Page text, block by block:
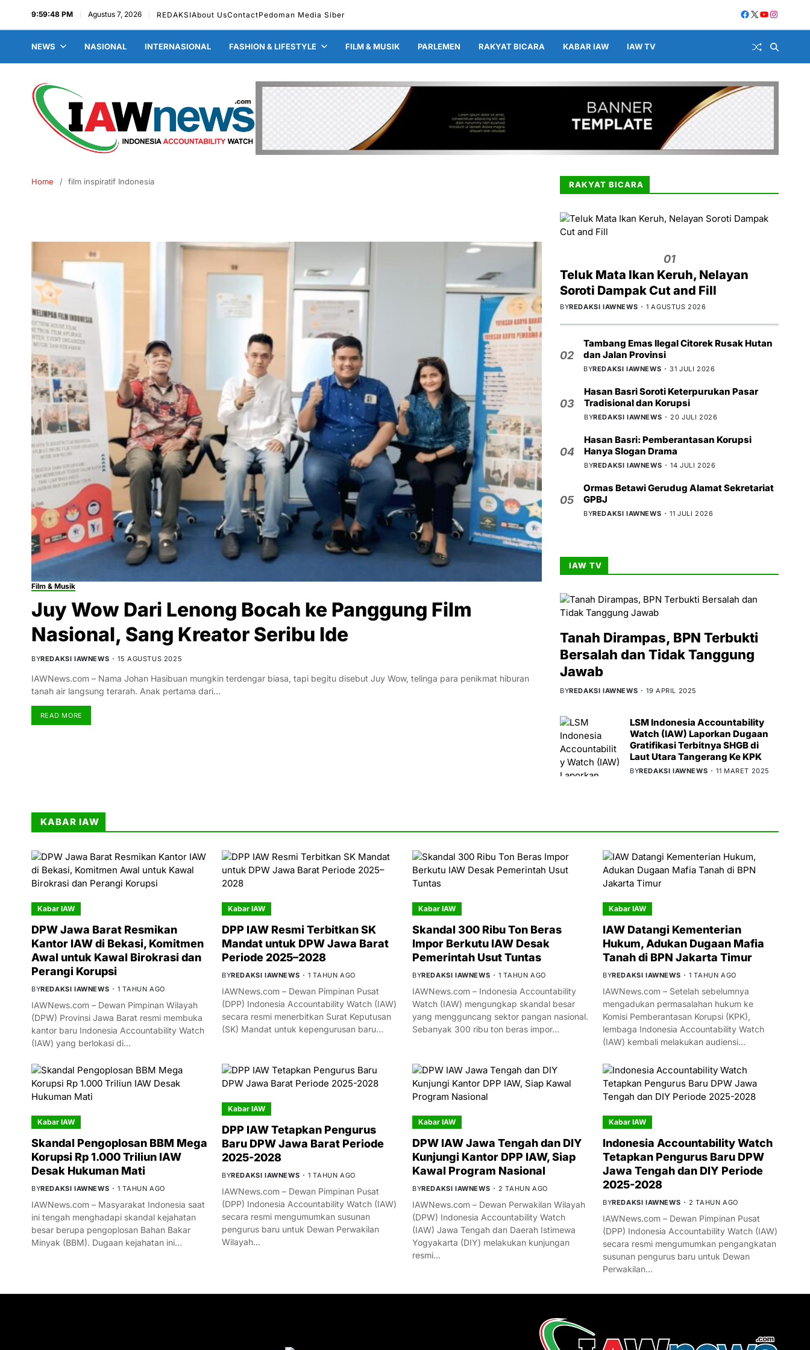
9:59:49 PM Agustus 7, 2026 REDAKSIAbout UsContactPedoman Media Siber
NEWS NASIONAL INTERNASIONAL FASHION & LIFESTYLE FILM & MUSIK PARLEMEN RAKYAT BICARA KABAR IAW IAW TV
Home film inspiratif Indonesia
Film & Musik
Juy Wow Dari Lenong Bocah ke Panggung Film
Nasional, Sang Kreator Seribu Ide
BYREDAKSI IAWNEWS 15 AGUSTUS 2025
IAWNews.com – Nama Johan Hasibuan mungkin terdengar biasa, tapi begitu disebut Juy Wow, telinga para penikmat hiburan
tanah air langsung terarah. Anak pertama dari…
READ MORE
RAKYAT BICARA
01
Teluk Mata Ikan Keruh, Nelayan
Soroti Dampak Cut and Fill
BYREDAKSI IAWNEWS 1 AGUSTUS 2026
02
Tambang Emas Ilegal Citorek Rusak Hutan
dan Jalan Provinsi
BYREDAKSI IAWNEWS 31 JULI 2026
03
Hasan Basri Soroti Keterpurukan Pasar
Tradisional dan Korupsi
BYREDAKSI IAWNEWS 20 JULI 2026
04
Hasan Basri: Pemberantasan Korupsi
Hanya Slogan Drama
BYREDAKSI IAWNEWS 14 JULI 2026
05
Ormas Betawi Gerudug Alamat Sekretariat
GPBJ
BYREDAKSI IAWNEWS 11 JULI 2026
IAW TV
Tanah Dirampas, BPN Terbukti
Bersalah dan Tidak Tanggung
Jawab
BYREDAKSI IAWNEWS 19 APRIL 2025
LSM Indonesia Accountability
Watch (IAW) Laporkan Dugaan
Gratifikasi Terbitnya SHGB di
Laut Utara Tangerang Ke KPK
BYREDAKSI IAWNEWS 11 MARET 2025
KABAR IAW
Kabar IAW
DPW Jawa Barat Resmikan
Kantor IAW di Bekasi, Komitmen
Awal untuk Kawal Birokrasi dan
Perangi Korupsi
BYREDAKSI IAWNEWS 1 TAHUN AGO
IAWNews.com – Dewan Pimpinan Wilayah
(DPW) Provinsi Jawa Barat resmi membuka
kantor baru Indonesia Accountability Watch
(IAW) yang berlokasi di…
Kabar IAW
DPP IAW Resmi Terbitkan SK
Mandat untuk DPW Jawa Barat
Periode 2025–2028
BYREDAKSI IAWNEWS 1 TAHUN AGO
IAWNews.com – Dewan Pimpinan Pusat
(DPP) Indonesia Accountability Watch (IAW)
secara resmi menerbitkan Surat Keputusan
(SK) Mandat untuk kepengurusan baru…
Kabar IAW
Skandal 300 Ribu Ton Beras
Impor Berkutu IAW Desak
Pemerintah Usut Tuntas
BYREDAKSI IAWNEWS 1 TAHUN AGO
IAWNews.com – Indonesia Accountability
Watch (IAW) mengungkap skandal besar
yang mengguncang sektor pangan nasional.
Sebanyak 300 ribu ton beras impor…
Kabar IAW
IAW Datangi Kementerian
Hukum, Adukan Dugaan Mafia
Tanah di BPN Jakarta Timur
BYREDAKSI IAWNEWS 1 TAHUN AGO
IAWNews.com – Setelah sebelumnya
mengadukan permasalahan hukum ke
Komisi Pemberantasan Korupsi (KPK),
lembaga Indonesia Accountability Watch
(IAW) kembali melakukan audiensi…
Kabar IAW
Skandal Pengoplosan BBM Mega
Korupsi Rp 1.000 Triliun IAW
Desak Hukuman Mati
BYREDAKSI IAWNEWS 1 TAHUN AGO
IAWNews.com – Masyarakat Indonesia saat
ini tengah menghadapi skandal kejahatan
besar berupa pengoplosan Bahan Bakar
Minyak (BBM). Dugaan kejahatan ini…
Kabar IAW
DPP IAW Tetapkan Pengurus
Baru DPW Jawa Barat Periode
2025-2028
BYREDAKSI IAWNEWS 1 TAHUN AGO
IAWNews.com – Dewan Pimpinan Pusat
(DPP) Indonesia Accountability Watch (IAW)
secara resmi mengumumkan susunan
pengurus baru untuk Dewan Perwakilan
Wilayah…
Kabar IAW
DPW IAW Jawa Tengah dan DIY
Kunjungi Kantor DPP IAW, Siap
Kawal Program Nasional
BYREDAKSI IAWNEWS 2 TAHUN AGO
IAWNews.com – Dewan Perwakilan Wilayah
(DPW) Indonesia Accountability Watch
(IAW) Jawa Tengah dan Daerah Istimewa
Yogyakarta (DIY) melakukan kunjungan
resmi…
Kabar IAW
Indonesia Accountability Watch
Tetapkan Pengurus Baru DPW
Jawa Tengah dan DIY Periode
2025-2028
BYREDAKSI IAWNEWS 2 TAHUN AGO
IAWNews.com – Dewan Pimpinan Pusat
(DPP) Indonesia Accountability Watch (IAW)
secara resmi mengumumkan pengangkatan
susunan pengurus baru untuk Dewan
Perwakilan…